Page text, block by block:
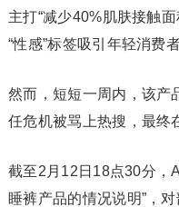
主打“减少40%肌肤接触
“性感”标签吸引年轻消费者
然而，短短一周内，该产
任危机被骂上热搜，最终
截至2月12日18点30分，
睡裤产品的情况说明”，